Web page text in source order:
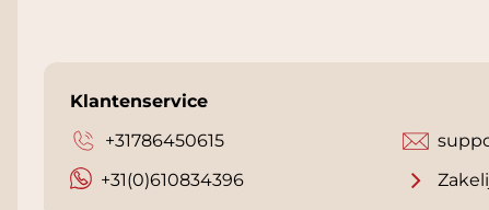
Klantenservice
+31786450615
+31(0)610834396